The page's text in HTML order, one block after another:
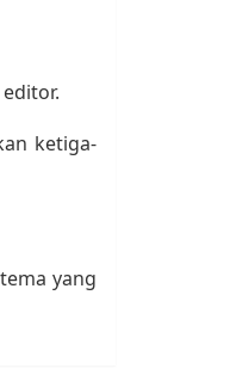
ketiga-
yang